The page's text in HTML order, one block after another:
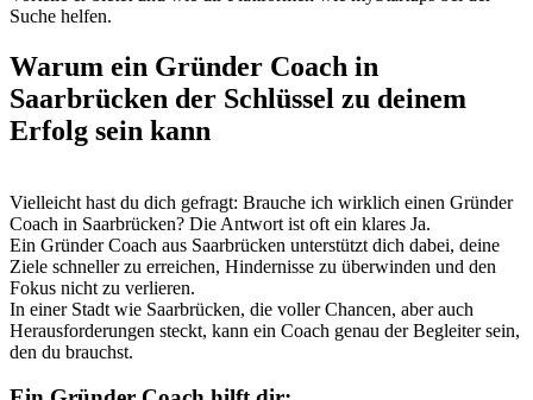
Suche helfen.
Warum ein Gründer Coach in
Saarbrücken der Schlüssel zu deinem
Erfolg sein kann
Vielleicht hast du dich gefragt: Brauche ich wirklich einen Gründer
Coach in Saarbrücken? Die Antwort ist oft ein klares Ja.
Ein Gründer Coach aus Saarbrücken unterstützt dich dabei, deine
Ziele schneller zu erreichen, Hindernisse zu überwinden und den
Fokus nicht zu verlieren.
In einer Stadt wie Saarbrücken, die voller Chancen, aber auch
Herausforderungen steckt, kann ein Coach genau der Begleiter sein,
den du brauchst.